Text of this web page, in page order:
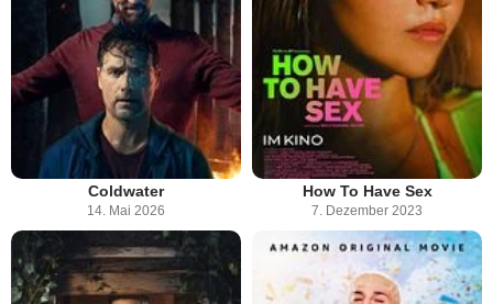
Coldwater
14. Mai 2026
How To Have Sex
7. Dezember 2023